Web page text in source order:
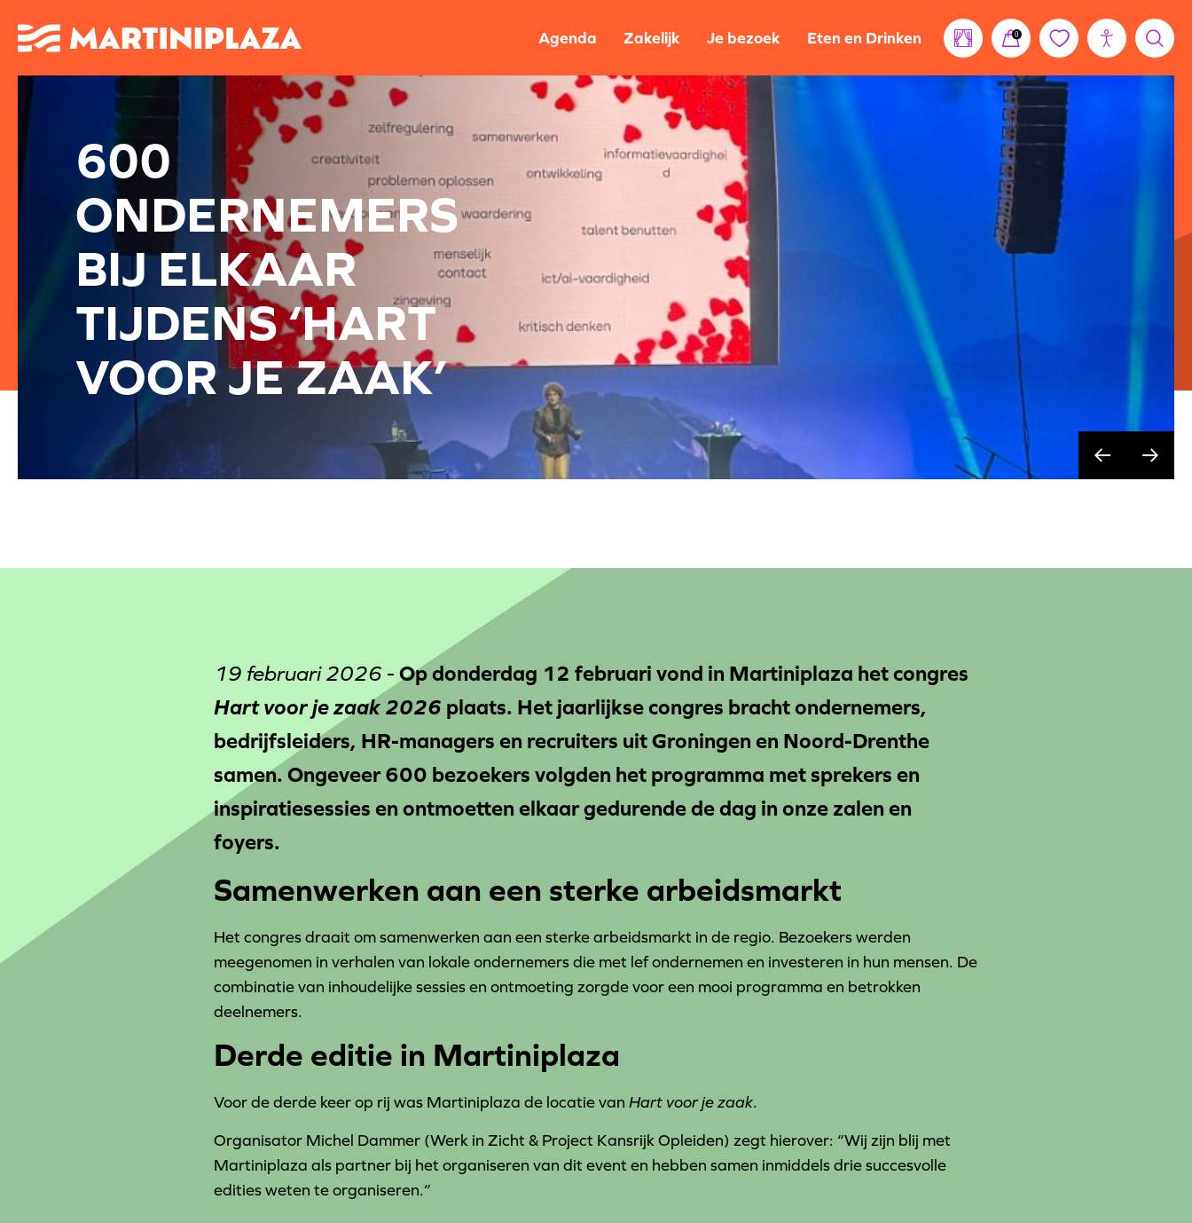
Agenda Zakelijk Je bezoek Eten en Drinken 0
600
ONDERNEMERS
BIJ ELKAAR
TIJDENS ‘HART
VOOR JE ZAAK’
19 februari 2026 - Op donderdag 12 februari vond in Martiniplaza het congres
Hart voor je zaak 2026 plaats. Het jaarlijkse congres bracht ondernemers,
bedrijfsleiders, HR-managers en recruiters uit Groningen en Noord-Drenthe
samen. Ongeveer 600 bezoekers volgden het programma met sprekers en
inspiratiesessies en ontmoetten elkaar gedurende de dag in onze zalen en
foyers.
Samenwerken aan een sterke arbeidsmarkt
Het congres draait om samenwerken aan een sterke arbeidsmarkt in de regio. Bezoekers werden
meegenomen in verhalen van lokale ondernemers die met lef ondernemen en investeren in hun mensen. De
combinatie van inhoudelijke sessies en ontmoeting zorgde voor een mooi programma en betrokken
deelnemers.
Derde editie in Martiniplaza
Voor de derde keer op rij was Martiniplaza de locatie van Hart voor je zaak.
Organisator Michel Dammer (Werk in Zicht & Project Kansrijk Opleiden) zegt hierover: “Wij zijn blij met
Martiniplaza als partner bij het organiseren van dit event en hebben samen inmiddels drie succesvolle
edities weten te organiseren.”